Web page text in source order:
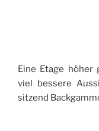
Eine Etage höher
viel bessere
sitzend